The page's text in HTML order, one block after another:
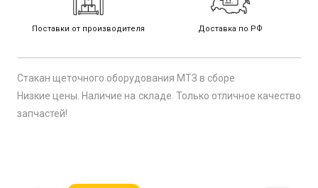
Поставки от производителя Доставка по РФ
Стакан щеточного оборудования МТЗ в сборе
Низкие цены. Наличие на складе. Только отличное качество
запчастей!